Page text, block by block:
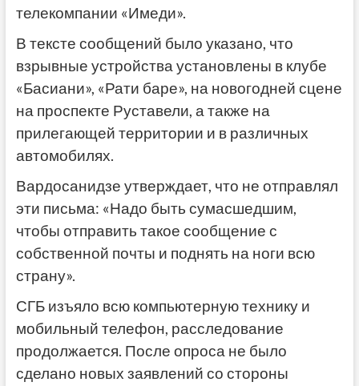
телекомпании «Имеди».
В тексте сообщений было указано, что
взрывные устройства установлены в клубе
«Басиани», «Рати баре», на новогодней сцене
на проспекте Руставели, а также на
прилегающей территории и в различных
автомобилях.
Вардосанидзе утверждает, что не отправлял
эти письма: «Надо быть сумасшедшим,
чтобы отправить такое сообщение с
собственной почты и поднять на ноги всю
страну».
СГБ изъяло всю компьютерную технику и
мобильный телефон, расследование
продолжается. После опроса не было
сделано новых заявлений со стороны